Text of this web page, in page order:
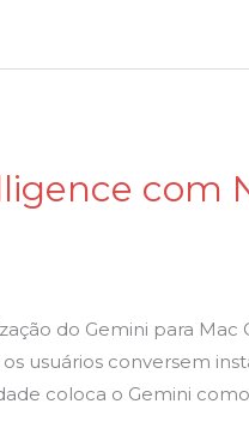
com
do Gemini para Mac
usuários conversem
coloca o Gemini